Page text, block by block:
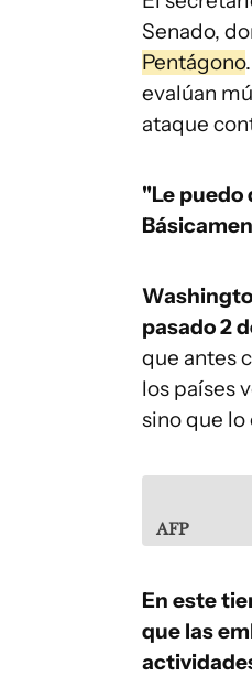
Senado,
Pentágono
evalúan
ataque
"Le puedo
pasado 2
que antes
los países
sino que lo
AFP
En este
que las